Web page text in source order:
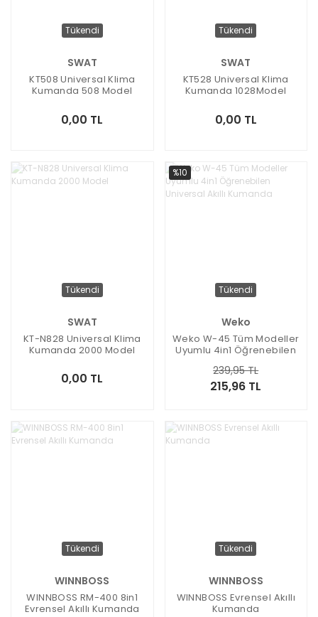
Tükendi
SWAT
KT508 Universal Klima
Kumanda 508 Model
0,00 TL
Tükendi
SWAT
KT528 Universal Klima
Kumanda 1028Model
0,00 TL
Tükendi
SWAT
KT-N828 Universal Klima
Kumanda 2000 Model
0,00 TL
%10
Tükendi
Weko
Weko W-45 Tüm Modeller
Uyumlu 4in1 Öğrenebilen
215,96 TL
239,95 TL
Tükendi
WINNBOSS
WINNBOSS RM-400 8in1
Evrensel Akıllı Kumanda
Tükendi
WINNBOSS
WINNBOSS Evrensel Akıllı
Kumanda